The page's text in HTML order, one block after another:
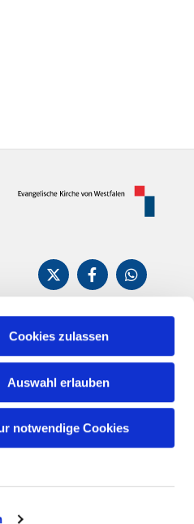
Cookies zulassen
Auswahl erlauben
notwendige Cookies